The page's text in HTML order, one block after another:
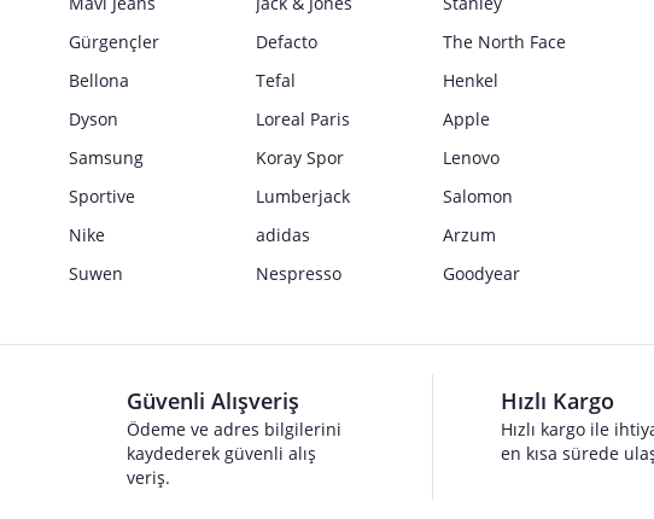
Gürgençler
Defacto
The North Face
Bellona
Tefal
Henkel
Dyson
Loreal Paris
Apple
Samsung
Koray Spor
Lenovo
Sportive
Lumberjack
Salomon
Nike
adidas
Arzum
Suwen
Nespresso Goodyear
Güvenli Alışveriş
Ödeme ve adres bilgilerini
kaydederek güvenli alış
veriş.
Hızlı Kargo
Hızlı kargo ile
en kısa sürede